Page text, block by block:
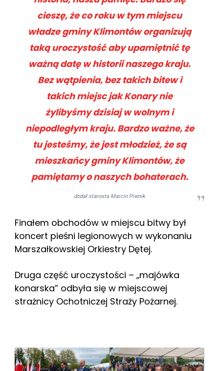
cieszę, że co roku w tym miejscu
władze gminy Klimontów organizują
taką uroczystość aby upamiętnić tę
ważną datę w historii naszego kraju.
Bez wątpienia, bez takich bitew i
takich miejsc jak Konary nie
żylibyśmy dzisiaj w wolnym i
niepodległym kraju. Bardzo ważne, że
tu jesteśmy, że jest młodzież, że są
mieszkańcy gminy Klimontów, że
pamiętamy o naszych bohaterach.
dodał starosta Marcin Piwnik
Finałem obchodów w miejscu bitwy był
koncert pieśni legionowych w wykonaniu
Marszałkowskiej Orkiestry Dętej.
Druga część uroczystości – „majówka
konarska” odbyła się w miejscowej
strażnicy Ochotniczej Straży Pożarnej.